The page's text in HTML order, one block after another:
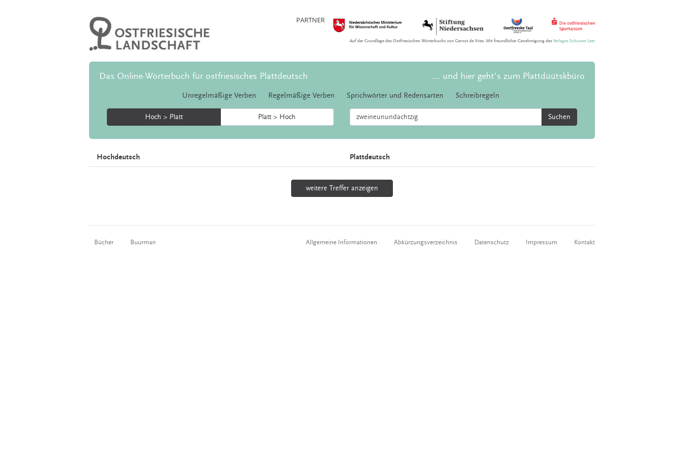
PARTNER
Auf der Grundlage des Ostfriesischen Wörterbuchs von Gernot de Vries. Mit freundlicher Genehmigung desVerlages Schuster Leer
Das Online-Wörterbuch für ostfriesisches Plattdeutsch ... und hier geht's zum Plattdüütskbüro
Unregelmäßige Verben Regelmäßige Verben Sprichwörter und Redensarten Schreibregeln
Hoch > Platt Platt > Hoch Suchen
Hochdeutsch Plattdeutsch
weitere Treffer anzeigen
Bücher Buurman Allgemeine Informationen Abkürzungsverzeichnis Datenschutz Impressum Kontakt